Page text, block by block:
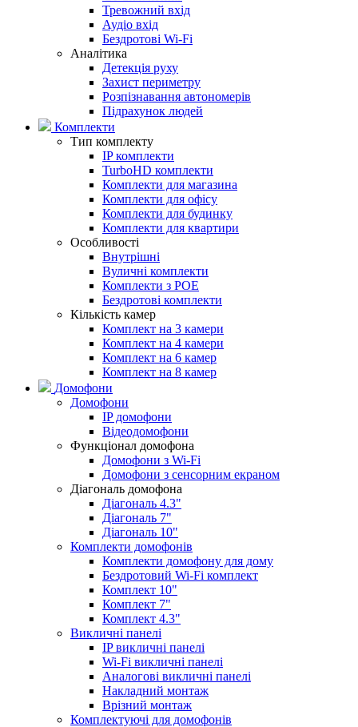
Тревожний вхід
Аудіо вхід
Бездротові Wi-Fi
Аналітика
Детекція руху
Захист периметру
Розпізнавання автономерів
Підрахунок людей
Комплекти
Тип комплекту
IP комплекти
TurboHD комплекти
Комплекти для магазина
Комплекти для офісу
Комплекти для будинку
Комплекти для квартири
Особливості
Внутрішні
Вуличні комплекти
Комплекти з POE
Бездротові комплекти
Кількість камер
Комплект на 3 камери
Комплект на 4 камери
Комплект на 6 камер
Комплект на 8 камер
Домофони
Домофони
IP домофони
Відеодомофони
Функціонал домофона
Домофони з Wi-Fi
Домофони з сенсорним екраном
Діагональ домофона
Діагональ 4.3"
Діагональ 7"
Діагональ 10"
Комплекти домофонів
Комплекти домофону для дому
Бездротовий Wi-Fi комплект
Комплект 10"
Комплект 7"
Комплект 4.3"
Викличні панелі
IP викличні панелі
Wi-Fi викличні панелі
Аналогові викличні панелі
Накладний монтаж
Врізний монтаж
Комплектуючі для домофонів